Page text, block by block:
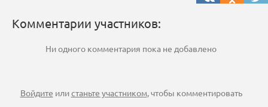
Комментарии участников:
Ни одного комментария пока не добавлено
Войдите илистаньте участником, чтобы комментировать